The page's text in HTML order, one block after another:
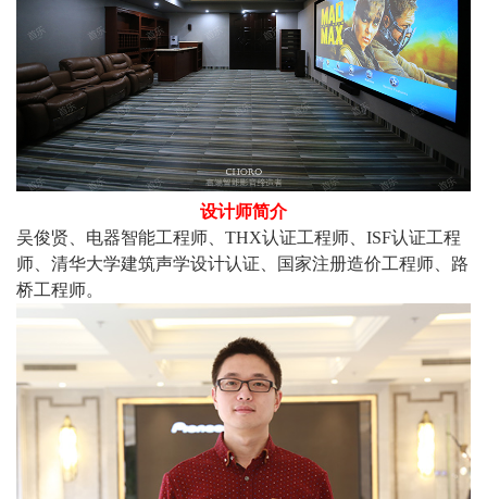
设计师简介
吴俊贤、电器智能工程师、THX认证工程师、ISF认证工程
师、清华大学建筑声学设计认证、国家注册造价工程师、路
桥工程师。